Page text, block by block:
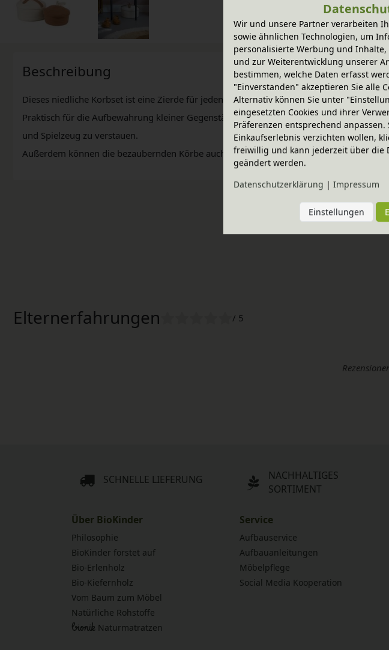
Beschreibung
Dieses niedliche Korbset ist eine Zierde für jeden Raum.
Praktisch für die Aufbewahrung kleiner Gegenstände oder schön für Ihr Kind, um seine
und Spielzeug zu verstauen.
Außerdem können die bezaubernden Körbe auch für Wickelzubehör oder Ähnliches
Elternerfahrungen
/ 5
SCHNELLE LIEFERUNG
NACHHALTIGES
SORTIMENT
Über BioKinder
Philosophie
BioKinder forstet auf
Bio-Erlenholz
Bio-Kiefernholz
Vom Baum zum Möbel
Natürliche Rohstoffe
bionik Naturmatratzen
Service
Aufbauservice
Aufbauanleitungen
Möbelpflege
Social Media Kooperation
Wir und unsere Partner verarbeiten
sowie ähnlichen Technologien, um
personalisierte Werbung und
und zur Weiterentwicklung unserer
bestimmen, welche Daten erfasst
"Einverstanden" akzeptieren Sie alle
Alternativ können Sie unter
eingesetzten Cookies und ihrer
Präferenzen entsprechend
Einkaufserlebnis verzichten wollen,
freiwillig und kann jederzeit über die
geändert werden.
Daten­schutz­erklärung | Impressum
Einstellungen